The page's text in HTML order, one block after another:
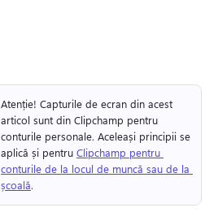
Atenție! Capturile de ecran din acest
articol sunt din Clipchamp pentru
conturile personale. Aceleași principii se
aplică și pentru Clipchamp pentru
conturile de la locul de muncă sau de la
școală.